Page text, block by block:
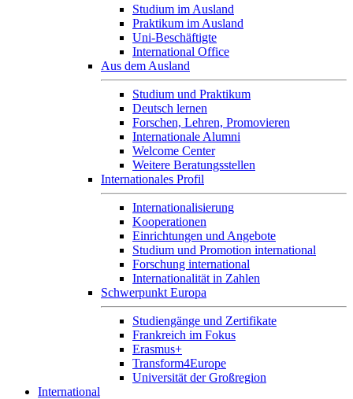
Studium im Ausland
Praktikum im Ausland
Uni-Beschäftigte
International Office
Aus dem Ausland
Studium und Praktikum
Deutsch lernen
Forschen, Lehren, Promovieren
Internationale Alumni
Welcome Center
Weitere Beratungsstellen
Internationales Profil
Internationalisierung
Kooperationen
Einrichtungen und Angebote
Studium und Promotion international
Forschung international
Internationalität in Zahlen
Schwerpunkt Europa
Studiengänge und Zertifikate
Frankreich im Fokus
Erasmus+
Transform4Europe
Universität der Großregion
International